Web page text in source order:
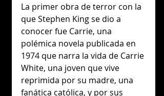
La primer obra de terror con la
que Stephen King se dio a
conocer fue Carrie, una
polémica novela publicada en
1974 que narra la vida de Carrie
White, una joven que vive
reprimida por su madre, una
fanática católica, y por sus